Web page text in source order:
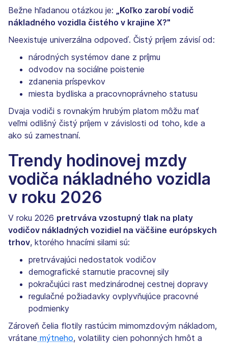
Bežne hľadanou otázkou je:
„Koľko zarobí vodič
nákladného vozidla čistého v krajine X?"
Neexistuje univerzálna odpoveď. Čistý príjem závisí od:
národných systémov dane z príjmu
odvodov na sociálne poistenie
zdanenia príspevkov
miesta bydliska a pracovnoprávneho statusu
Dvaja vodiči s rovnakým hrubým platom môžu mať
veľmi odlišný čistý príjem v závislosti od toho, kde a
ako sú zamestnaní.
Trendy hodinovej mzdy
vodiča nákladného vozidla
v roku 2026
V roku 2026 pretrváva vzostupný tlak na platy
vodičov nákladných vozidiel na väčšine európskych
trhov, ktorého hnacími silami sú:
pretrvávajúci nedostatok vodičov
demografické starnutie pracovnej sily
pokračujúci rast medzinárodnej cestnej dopravy
regulačné požiadavky ovplyvňujúce pracovné
podmienky
Zároveň čelia flotily rastúcim mimomzdovým nákladom,
vrátane mýtneho, volatility cien pohonných hmôt a